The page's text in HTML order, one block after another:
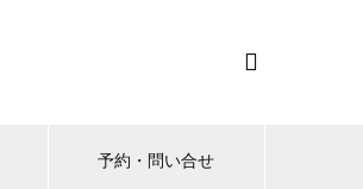

予約・問い合せ